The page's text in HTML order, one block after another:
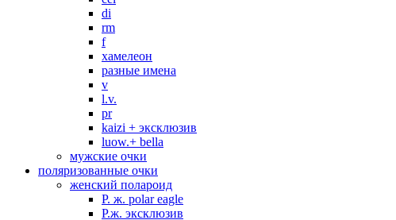
di
rm
f
хамелеон
разные имена
v
l.v.
pr
kaizi + эксклюзив
luow.+ bella
мужские очки
поляризованные очки
женский полароид
P. ж. polar eagle
P.ж. эксклюзив